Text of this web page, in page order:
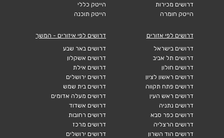
דרושים מכירות
הייטק חומרה
הייטק כללי
הייטק תוכנה
דרושים לפי אזורים
דרושים בישראל
דרושים תל אביב
דרושים חולון
דרושים ראשון לציון
דרושים פתח תקווה
דרושים ראש העין
דרושים נתניה
דרושים כפר סבא
דרושים הרצליה
דרושים הוד השרון
דרושים לפי איזורים - המשך
דרושים באר שבע
דרושים אשקלון
דרושים אילת
דרושים ירושלים
דרושים בית שמש
דרושים מעלה אדומים
דרושים אשדוד
דרושים רחובות
דרושים מרכז
דרושים ירושלים